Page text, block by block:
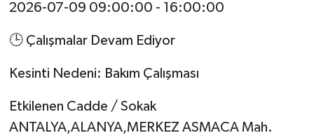
2026-07-09 09:00:00 - 16:00:00
🕒 Çalışmalar Devam Ediyor
Kesinti Nedeni: Bakım Çalışması
Etkilenen Cadde / Sokak
ANTALYA,ALANYA,MERKEZ ASMACA Mah.